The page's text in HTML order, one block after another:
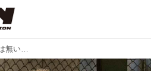
「対戦相手に劣る所は無い、スカッとさせる試合をする」RIZIN.17に出場するKINGレイナが公開練習を実施！